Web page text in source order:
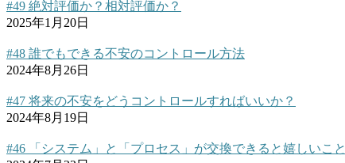
#49 絶対評価か？相対評価か？
2025年1月20日
#48 誰でもできる不安のコントロール方法
2024年8月26日
#47 将来の不安をどうコントロールすればいいか？
2024年8月19日
#46 「システム」と「プロセス」が交換できると嬉しいこと